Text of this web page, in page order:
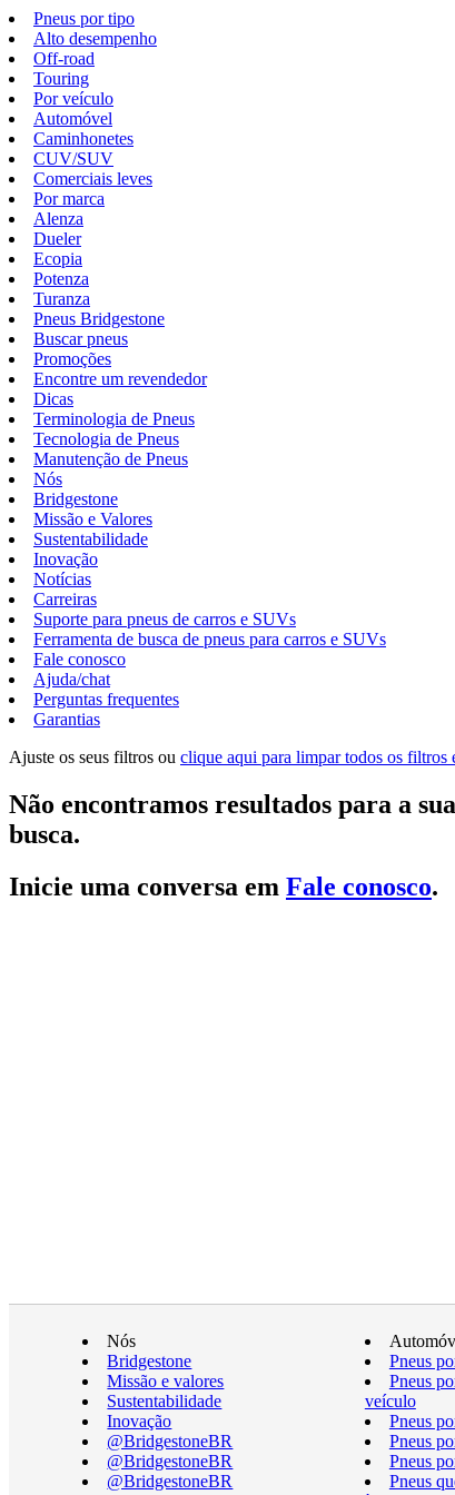
Pneus por tipo
Alto desempenho
Off-road
Touring
Por veículo
Automóvel
Caminhonetes
CUV/SUV
Comerciais leves
Por marca
Alenza
Dueler
Ecopia
Potenza
Turanza
Pneus Bridgestone
Buscar pneus
Promoções
Encontre um revendedor
Dicas
Terminologia de Pneus
Tecnologia de Pneus
Manutenção de Pneus
Nós
Bridgestone
Missão e Valores
Sustentabilidade
Inovação
Notícias
Carreiras
Suporte para pneus de carros e SUVs
Ferramenta de busca de pneus para carros e SUVs
Fale conosco
Ajuda/chat
Perguntas frequentes
Garantias
Ajuste os seus filtros ou clique aqui para limpar todos os filtros
Não encontramos resultados para a
busca.
Inicie uma conversa em Fale conosco.
Nós
Bridgestone
Missão e valores
Sustentabilidade
Inovação
@BridgestoneBR
@BridgestoneBR
@BridgestoneBR
Pneus
Pneus
veículo
Pneus
Pneus
Pneus
Pneus